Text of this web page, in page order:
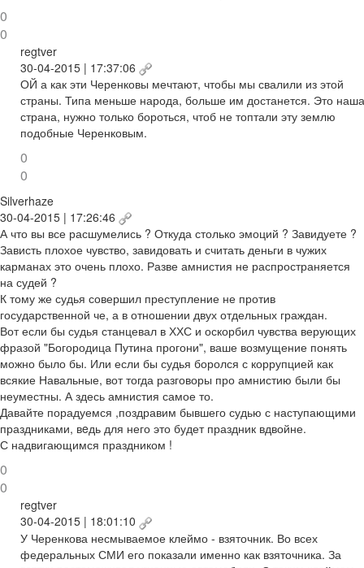
0
0
regtver
30-04-2015 | 17:37:06
ОЙ а как эти Черенковы мечтают, чтобы мы свалили из этой
страны. Типа меньше народа, больше им достанется. Это наша
страна, нужно только бороться, чтоб не топтали эту землю
подобные Черенковым.
0
0
Silverhaze
30-04-2015 | 17:26:46
А что вы все расшумелись ? Откуда столько эмоций ? Завидуете ?
Зависть плохое чувство, завидовать и считать деньги в чужих
карманах это очень плохо. Разве амнистия не распространяется
на судей ?
К тому же судья совершил преступление не против
государственной че, а в отношении двух отдельных граждан.
Вот если бы судья станцевал в ХХС и оскорбил чувства верующих
фразой "Богородица Путина прогони", ваше возмущение понять
можно было бы. Или если бы судья боролся с коррупцией как
всякие Навальные, вот тогда разговоры про амнистию были бы
неуместны. А здесь амнистия самое то.
Давайте порадуемся ,поздравим бывшего судью с наступающими
праздниками, вeдь для него это будет праздник вдвойне.
С надвигающимся праздником !
0
0
regtver
30-04-2015 | 18:01:10
У Черенкова несмываемое клеймо - взяточник. Во всех
федеральных СМИ его показали именно как взяточника. За